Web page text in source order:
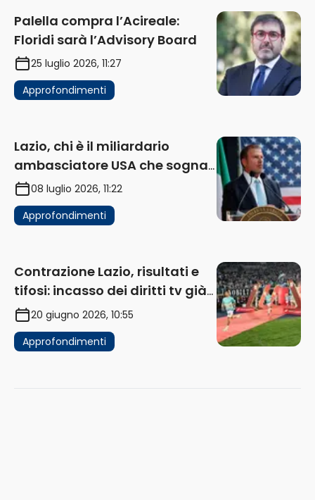
Palella compra l’Acireale:
Floridi sarà l’Advisory Board
25 luglio 2026, 11:27
Approfondimenti
Lazio, chi è il miliardario
ambasciatore USA che sogna
di acquistare un club in Italia
08 luglio 2026, 11:22
Approfondimenti
Contrazione Lazio, risultati e
tifosi: incasso dei diritti tv già
in flessione
20 giugno 2026, 10:55
Approfondimenti